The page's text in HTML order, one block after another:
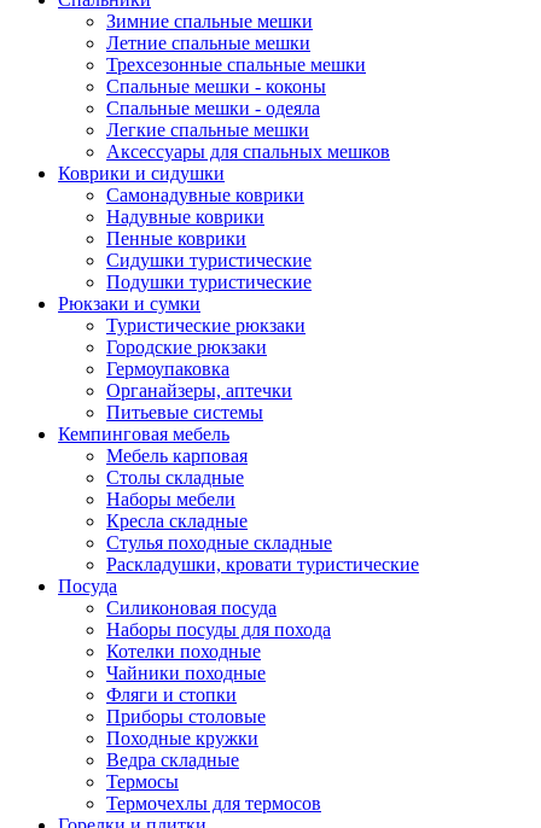
Зимние спальные мешки
Летние спальные мешки
Трехсезонные спальные мешки
Спальные мешки - коконы
Спальные мешки - одеяла
Легкие спальные мешки
Аксессуары для спальных мешков
Коврики и сидушки
Самонадувные коврики
Надувные коврики
Пенные коврики
Сидушки туристические
Подушки туристические
Рюкзаки и сумки
Туристические рюкзаки
Городские рюкзаки
Гермоупаковка
Органайзеры, аптечки
Питьевые системы
Кемпинговая мебель
Мебель карповая
Столы складные
Наборы мебели
Кресла складные
Стулья походные складные
Раскладушки, кровати туристические
Посуда
Силиконовая посуда
Наборы посуды для похода
Котелки походные
Чайники походные
Фляги и стопки
Приборы столовые
Походные кружки
Ведра складные
Термосы
Термочехлы для термосов